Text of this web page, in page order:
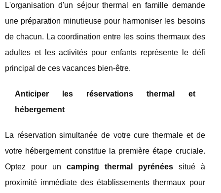
L'organisation d'un séjour thermal en famille demande
une préparation minutieuse pour harmoniser les besoins
de chacun. La coordination entre les soins thermaux des
adultes et les activités pour enfants représente le défi
principal de ces vacances bien-être.
Anticiper les réservations thermal et
hébergement
La réservation simultanée de votre cure thermale et de
votre hébergement constitue la première étape cruciale.
Optez pour un camping thermal pyrénéessitué à
proximité immédiate des établissements thermaux pour